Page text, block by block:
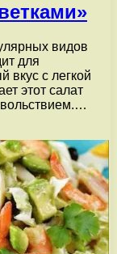
видов
для
вкус с легкой
этот салат